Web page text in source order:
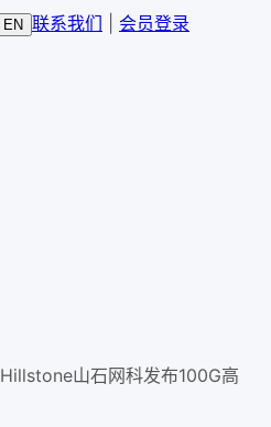
EN 联系我们 会员登录
Hillstone山石网科发布100G高